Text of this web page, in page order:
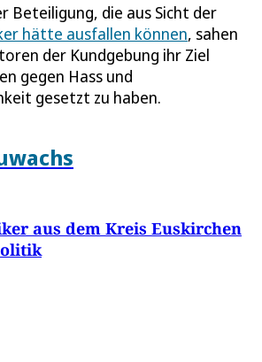
Beteiligung, die aus Sicht der
hätte ausfallen können, sahen
der Kundgebung ihr Ziel
gegen Hass und
gesetzt zu haben.
aus dem Kreis Euskirchen